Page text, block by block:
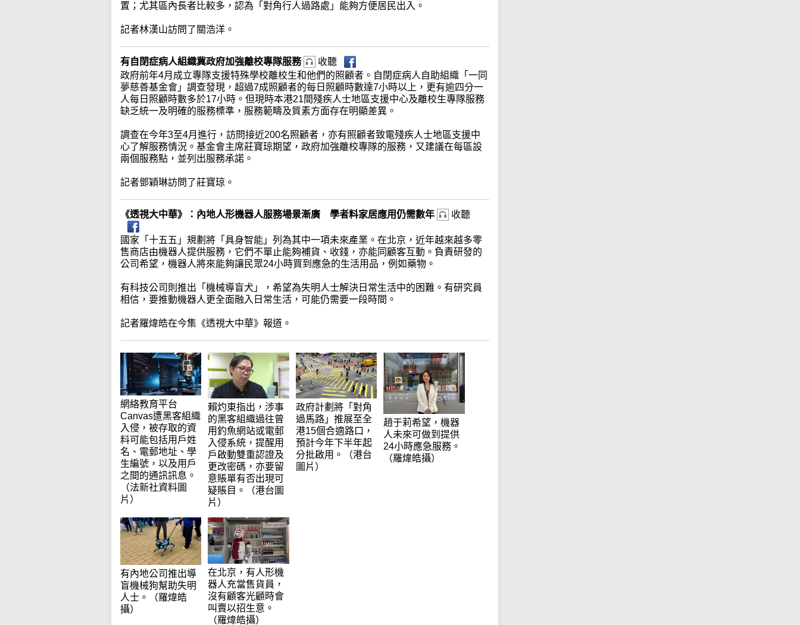
置；尤其區內長者比較多，認為「對角行人過路處」能夠方便居民出入。
記者林漢山訪問了關浩洋。
有自閉症病人組織冀政府加強離校專隊服務
收聽
政府前年4月成立專隊支援特殊學校離校生和他們的照顧者。自閉症病人自助組織「一同
夢慈善基金會」調查發現，超過7成照顧者的每日照顧時數達7小時以上，更有逾四分一
人每日照顧時數多於17小時。但現時本港21間殘疾人士地區支援中心及離校生專隊服務
缺乏統一及明確的服務標準，服務範疇及質素方面存在明顯差異。
調查在今年3至4月進行，訪問接近200名照顧者，亦有照顧者致電殘疾人士地區支援中
心了解服務情況。基金會主席莊寶琼期望，政府加強離校專隊的服務，又建議在每區設
兩個服務點，並列出服務承諾。
記者鄧穎琳訪問了莊寶琼。
《透視大中華》：內地人形機器人服務場景漸廣 學者料家居應用仍需數年 收聽
國家「十五五」規劃將「具身智能」列為其中一項未來產業。在北京，近年越來越多零
售商店由機器人提供服務，它們不單止能夠補貨、收錢，亦能同顧客互動。負責研發的
公司希望，機器人將來能夠讓民眾24小時買到應急的生活用品，例如藥物。
有科技公司則推出「機械導盲犬」，希望為失明人士解決日常生活中的困難。有研究員
相信，要推動機器人更全面融入日常生活，可能仍需要一段時間。
記者羅煒皓在今集《透視大中華》報道。
網絡教育平台
Canvas遭黑客組織
入侵，被存取的資
料可能包括用戶姓
名、電郵地址、學
生編號，以及用戶
之間的通訊訊息。
（法新社資料圖
片）
賴灼東指出，涉事
的黑客組織過往曾
用釣魚網站或電郵
入侵系統，提醒用
戶啟動雙重認證及
更改密碼，亦要留
意賬單有否出現可
疑賬目。（港台圖
片）
政府計劃將「對角
過馬路」推展至全
港15個合適路口，
預計今年下半年起
分批啟用。（港台
圖片）
趙于莉希望，機器
人未來可做到提供
24小時應急服務。
（羅煒皓攝）
有內地公司推出導
盲機械狗幫助失明
人士。（羅煒皓
攝）
在北京，有人形機
器人充當售貨員，
沒有顧客光顧時會
叫賣以招生意。
（羅煒皓攝）